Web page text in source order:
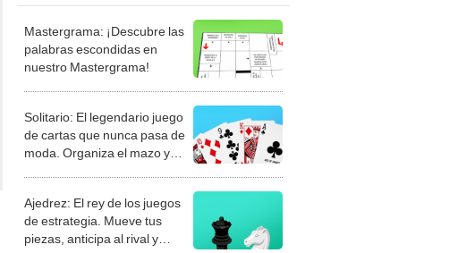
Mastergrama: ¡Descubre las
palabras escondidas en
nuestro Mastergrama!
Solitario: El legendario juego
de cartas que nunca pasa de
moda. Organiza el mazo y
Ajedrez: El rey de los juegos
de estrategia. Mueve tus
piezas, anticipa al rival y